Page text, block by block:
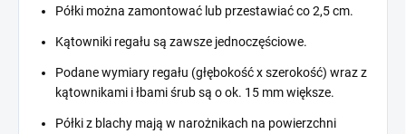
Półki można zamontować lub przestawiać co 2,5 cm.
Kątowniki regału są zawsze jednoczęściowe.
Podane wymiary regału (głębokość x szerokość) wraz z
kątownikami i łbami śrub są o ok. 15 mm większe.
Półki z blachy mają w narożnikach na powierzchni